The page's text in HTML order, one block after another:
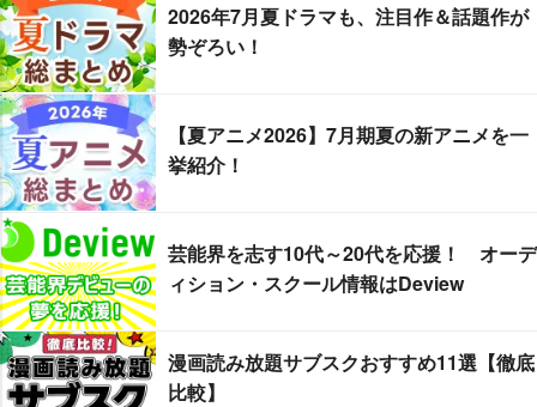
2026年7月夏ドラマも、注目作＆話題作が
勢ぞろい！
【夏アニメ2026】7月期夏の新アニメを一
挙紹介！
芸能界を志す10代～20代を応援！ オーデ
ィション・スクール情報はDeview
漫画読み放題サブスクおすすめ11選【徹底
比較】